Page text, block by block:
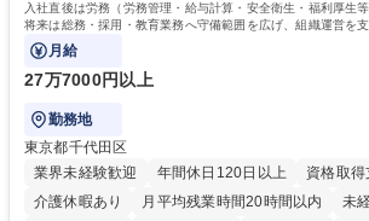
入社直後は労務（労務管理・給与計算・安全衛生・福利厚生
将来は総務・採用・教育業務へ守備範囲を広げ、組織運営を
ます。
月給
27万7000円以上
勤務地
東京都千代田区
業界未経験歓迎
年間休日120日以上
資格取得
介護休暇あり
月平均残業時間20時間以内
未